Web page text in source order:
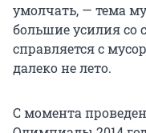
умолчать, — тема
большие усилия со
справляется с
далеко не лето.
С момента